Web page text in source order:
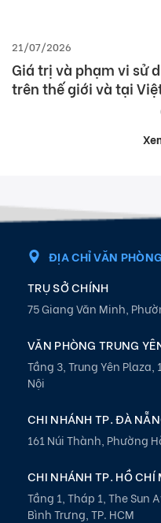
02/07/2026
Thông báo lịch cung
tập huấn nội bộ tháng
ĐỊA CHỈ VĂN PHÒNG
TRỤ SỞ CHÍNH
75 Giang Văn Minh,
VĂN PHÒNG TRUNG
Tầng 3, Trung Yên Plaza,
Nội
CHI NHÁNH TP. ĐÀ
161 Núi Thành, Phường
CHI NHÁNH TP. HỒ CHÍ
Tầng 1, Tháp 1, The Sun
Bình Trưng, TP. HCM